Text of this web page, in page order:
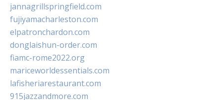
jannagrillspringfield.com
fujiyamacharleston.com
elpatronchardon.com
donglaishun-order.com
fiamc-rome2022.org
mariceworldessentials.com
lafisheriarestaurant.com
915jazzandmore.com